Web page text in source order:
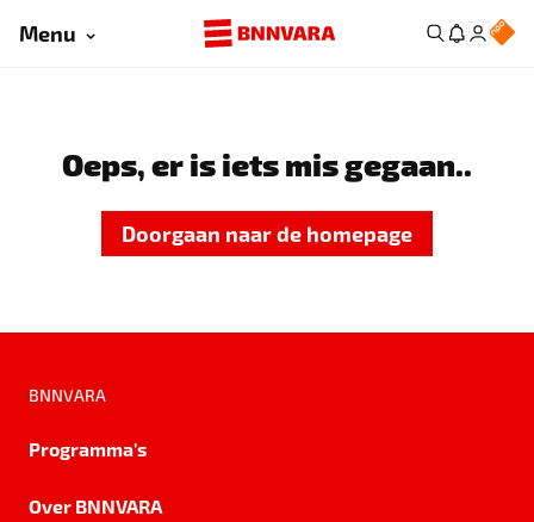
Menu
Oeps, er is iets mis gegaan..
Doorgaan naar de homepage
BNNVARA
Programma's
Over BNNVARA